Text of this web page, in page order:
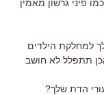
פיני גרשון מאמין
למחלקת הילדים
תתפלל לא חושב
הדת שלך?